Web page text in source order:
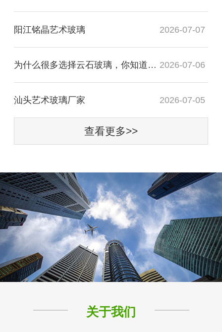
阳江铭晶艺术玻璃 2026-07-07
为什么很多选择云石玻璃，你知道有什么用处吗？ 2026-07-06
汕头艺术玻璃厂家 2026-07-05
查看更多>>
关于我们